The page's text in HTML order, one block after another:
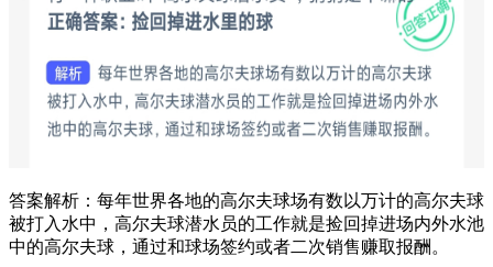
答案解析：每年世界各地的高尔夫球场有数以万计的高尔夫球
被打入水中，高尔夫球潜水员的工作就是捡回掉进场内外水池
中的高尔夫球，通过和球场签约或者二次销售赚取报酬。